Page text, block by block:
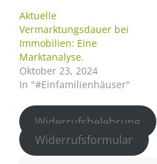
Aktuelle
Vermarktungsdauer bei
Immobilien: Eine
Marktanalyse.
Oktober 23, 2024
In "#Einfamilienhäuser"
Widerrufsbelehrung
Widerrufsformular